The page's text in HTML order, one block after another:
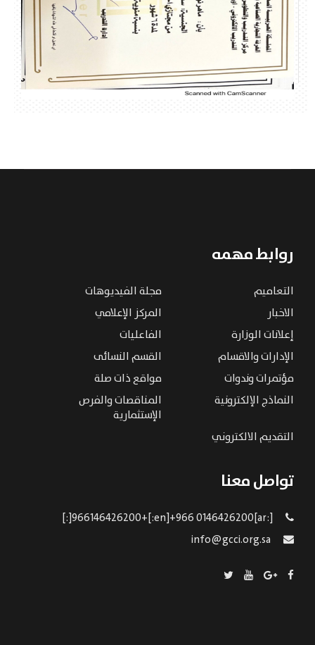
روابط مهمه
التعاميم
مجلة الفيديوهات
الاخبار
المركز الإعلامي
إعلانات الوزارة
الفاعليات
الإدارات والاقسام
القسم النسائى
مؤتمرات وندوات
مواقع ذات صلة
النماذج الإلكترونية
المناقصات والفرص
الإستثمارية
التقديم الالكتروني
تواصل معنا
[:ar]966146426200+[:en]+966 0146426200[:]